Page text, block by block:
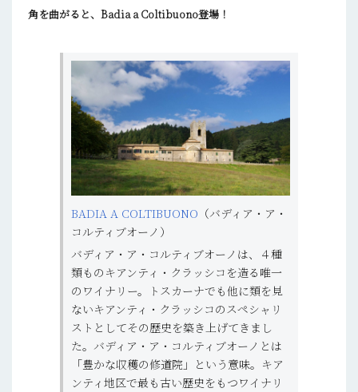
角を曲がると、Badia a Coltibuono登場！
BADIA A COLTIBUONO （バディア・ア・
コルティブオーノ）
バディア・ア・コルティブオーノは、４種
類ものキアンティ・クラッシコを造る唯一
のワイナリー。トスカーナでも他に類を見
ないキアンティ・クラッシコのスペシャリ
ストとしてその歴史を築き上げてきまし
た。バディア・ア・コルティブオーノとは
「豊かな収穫の修道院」という意味。キア
ンティ地区で最も古い歴史をもつワイナリ